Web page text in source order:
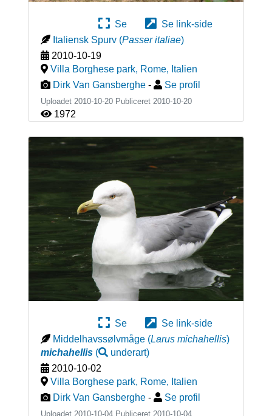
Se
Se link-side
Italiensk Spurv (Passer italiae)
2010-10-19
Villa Borghese park, Rome, Italien
Dirk Van Gansberghe - Se profil
Uploadet 2010-10-20 Publiceret 2010-10-20
1972
Se
Se link-side
Middelhavssølvmåge (Larus michahellis)
michahellis( underart)
2010-10-02
Villa Borghese park, Rome, Italien
Dirk Van Gansberghe - Se profil
Uploadet 2010-10-04 Publiceret 2010-10-04